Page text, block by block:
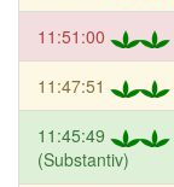
11:51:00
11:47:51
11:45:49
(Substantiv)